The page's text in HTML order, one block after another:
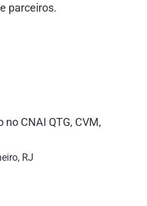
parceiros.
CNAI QTG, CVM,
RJ